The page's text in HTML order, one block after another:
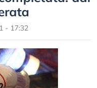
- 17:32